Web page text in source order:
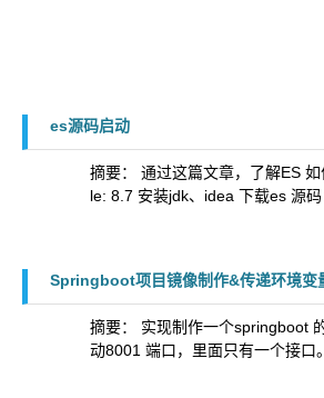
es源码启动
摘要： 通过这篇文章，了解ES
le: 8.7 安装jdk、idea 下载es 源
Springboot项目镜像制作&传递环境
摘要： 实现制作一个springboot
动8001 端口，里面只有一个接口